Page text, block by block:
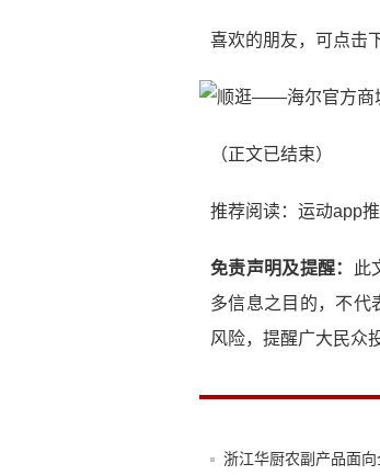
喜欢的朋友，可点击
（正文已结束）
推荐阅读： 运动app
免责声明及提醒：
此
多信息之目的，不代
风险，提醒广大民众
浙江华厨农副产品面